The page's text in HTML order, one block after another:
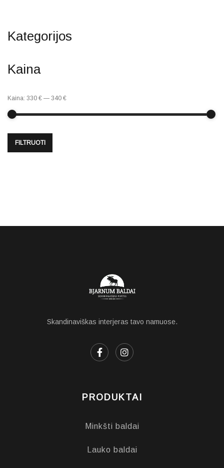
Kategorijos
Kaina
FILTRUOTI
Kaina: 330 € — 340 €
Skandinaviškas interjeras tavo namuose.
PRODUKTAI
Minkšti baldai
Lauko baldai